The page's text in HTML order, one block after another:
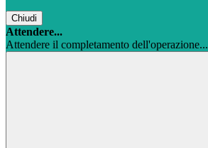
Chiudi
Attendere...
Attendere il completamento dell'operazione...